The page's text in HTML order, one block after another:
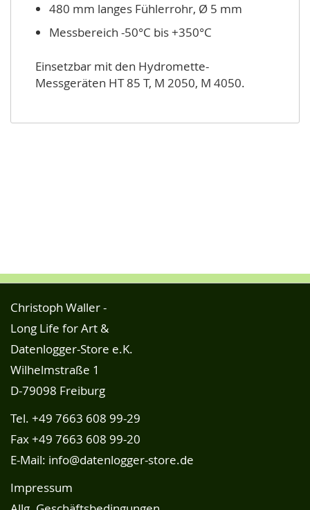
480 mm langes Fühlerrohr, Ø 5 mm
Messbereich -50°C bis +350°C
Einsetzbar mit den Hydromette-
Messgeräten HT 85 T, M 2050, M 4050.
Christoph Waller -
Long Life for Art &
Datenlogger-Store e.K.
Wilhelmstraße 1
D-79098 Freiburg
Tel. +49 7663 608 99-29
Fax +49 7663 608 99-20
E-Mail: info@datenlogger-store.de
Impressum